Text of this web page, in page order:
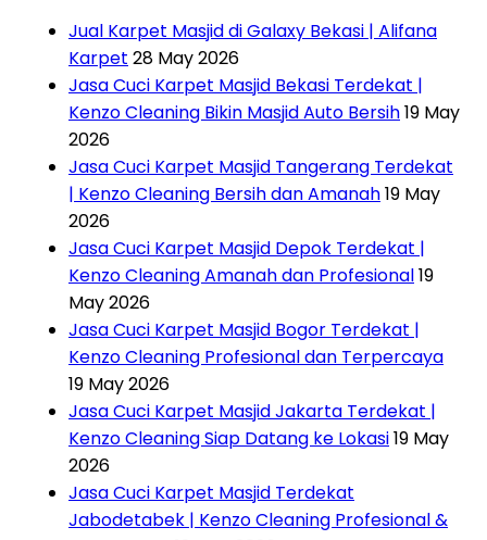
Jual Karpet Masjid di Galaxy Bekasi | Alifana
Karpet 28 May 2026
Jasa Cuci Karpet Masjid Bekasi Terdekat |
Kenzo Cleaning Bikin Masjid Auto Bersih19 May
2026
Jasa Cuci Karpet Masjid Tangerang Terdekat
| Kenzo Cleaning Bersih dan Amanah19 May
2026
Jasa Cuci Karpet Masjid Depok Terdekat |
Kenzo Cleaning Amanah dan Profesional19
May 2026
Jasa Cuci Karpet Masjid Bogor Terdekat |
Kenzo Cleaning Profesional dan Terpercaya
19 May 2026
Jasa Cuci Karpet Masjid Jakarta Terdekat |
Kenzo Cleaning Siap Datang ke Lokasi19 May
2026
Jasa Cuci Karpet Masjid Terdekat
Jabodetabek | Kenzo Cleaning Profesional &